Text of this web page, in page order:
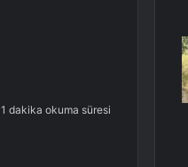
1 dakika okuma süresi